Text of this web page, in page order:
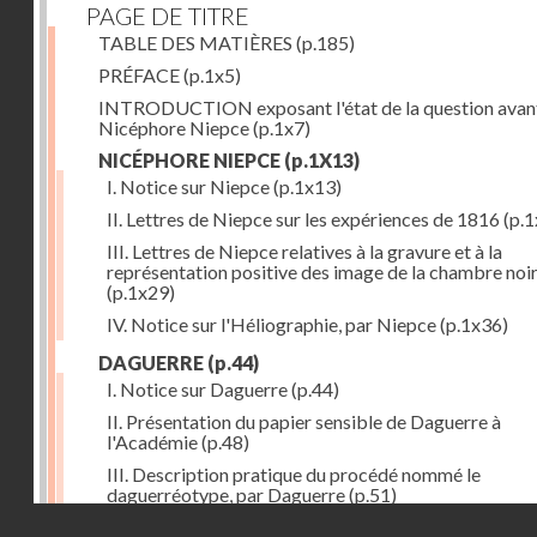
PAGE DE TITRE
TABLE DES MATIÈRES (p.185)
PRÉFACE(p.1x5)
INTRODUCTION exposant l'état de la question
Nicéphore Niepce(p.1x7)
NICÉPHORE NIEPCE (p.1X13)
I. Notice sur Niepce(p.1x13)
II. Lettres de Niepce sur les expériences de 1816
III. Lettres de Niepce relatives à la gravure et à la
représentation positive des image de la chambre
(p.1x29)
IV. Notice sur l'Héliographie, par Niepce(p.1x36)
DAGUERRE (p.44)
I. Notice sur Daguerre(p.44)
II. Présentation du papier sensible de Daguerre à
l'Académie(p.48)
III. Description pratique du procédé nommé le
daguerréotype, par Daguerre(p.51)